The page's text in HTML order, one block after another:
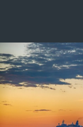
ツ
へ
ス
キ
ッ